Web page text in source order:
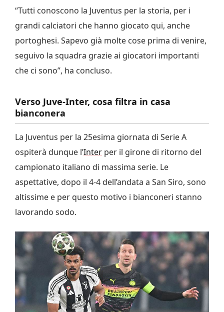
“Tutti conoscono la Juventus per la storia, per i
grandi calciatori che hanno giocato qui, anche
portoghesi. Sapevo già molte cose prima di venire,
seguivo la squadra grazie ai giocatori importanti
che ci sono”, ha concluso.
Verso Juve-Inter, cosa filtra in casa
bianconera
La Juventus per la 25esima giornata di Serie A
ospiterà dunque l’Inter per il girone di ritorno del
campionato italiano di massima serie. Le
aspettative, dopo il 4-4 dell’andata a San Siro, sono
altissime e per questo motivo i bianconeri stanno
lavorando sodo.